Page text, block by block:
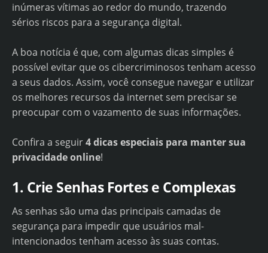
inúmeras vítimas ao redor do mundo, trazendo
sérios riscos para a segurança digital.
A boa notícia é que, com algumas dicas simples é
possível evitar que os cibercriminosos tenham acesso
a seus dados. Assim, você consegue navegar e utilizar
os melhores recursos da internet sem precisar se
preocupar com o vazamento de suas informações.
Confira a seguir4 dicas especiais para manter sua
privacidade online!
1. Crie Senhas Fortes e Complexas
As senhas são uma das principais camadas de
segurança para impedir que usuários mal-
intencionados tenham acesso às suas contas.